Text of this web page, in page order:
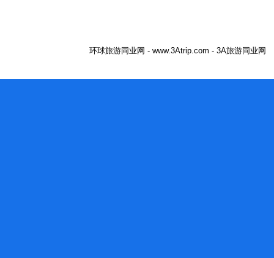
环球旅游同业网 - www.3Atrip.com - 3A旅游同